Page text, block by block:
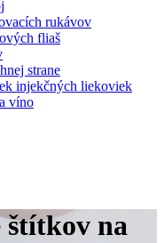
rukávov
fliaš
strane
injekčných liekoviek
víno
štítkov na